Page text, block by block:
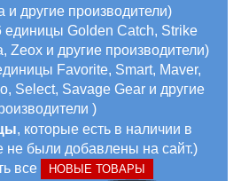
и другие производители)
единицы Golden Catch, Strike
Zeox и другие производители)
Favorite, Smart, Maver,
Select, Savage Gear и другие
)
, которые есть в наличии в
не были добавлены на сайт.)
все
НОВЫЕ ТОВАРЫ